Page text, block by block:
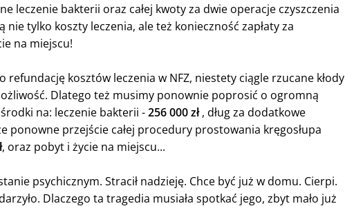
leczenie bakterii oraz całej kwoty za dwie operacje czyszczenia
nie tylko koszty leczenia, ale też konieczność zapłaty za
na miejscu!
refundację kosztów leczenia w NFZ, niestety ciągle rzucane kłody
Dlatego też musimy ponownie poprosić o ogromną
na: leczenie bakterii -256 000 zł, dług za dodatkowe
ponowne przejście całej procedury prostowania kręgosłupa
, oraz pobyt i życie na miejscu...
psychicznym. Stracił nadzieję. Chce być już w domu. Cierpi.
Dlaczego ta tragedia musiała spotkać jego, zbyt mało już